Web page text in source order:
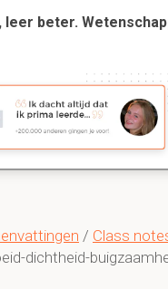
/ Class
dichtheid-
leer beter.